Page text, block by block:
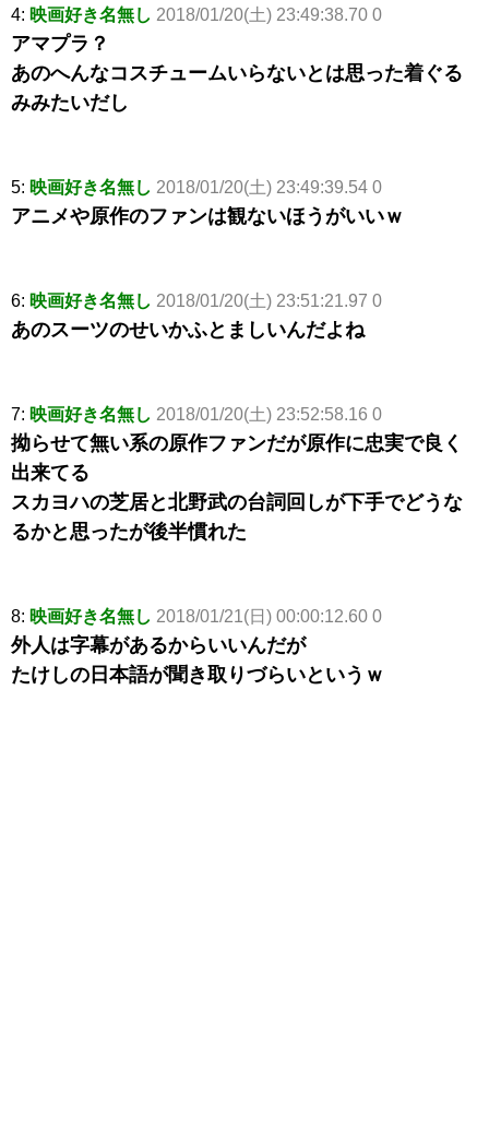
4: 映画好き名無し 2018/01/20(土) 23:49:38.70 0
アマプラ？
あのへんなコスチュームいらないとは思った着ぐる
みみたいだし
5: 映画好き名無し 2018/01/20(土) 23:49:39.54 0
アニメや原作のファンは観ないほうがいいｗ
6: 映画好き名無し 2018/01/20(土) 23:51:21.97 0
あのスーツのせいかふとましいんだよね
7: 映画好き名無し 2018/01/20(土) 23:52:58.16 0
拗らせて無い系の原作ファンだが原作に忠実で良く
出来てる
スカヨハの芝居と北野武の台詞回しが下手でどうな
るかと思ったが後半慣れた
8: 映画好き名無し 2018/01/21(日) 00:00:12.60 0
外人は字幕があるからいいんだが
たけしの日本語が聞き取りづらいというｗ